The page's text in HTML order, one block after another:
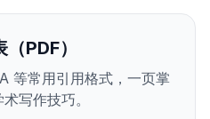
PDF）
等常用引用格式，一页掌
写作技巧。